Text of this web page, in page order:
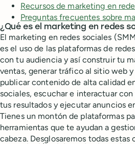
Recursos de marketing en
Preguntas frecuentes sobre
¿Qué es el marketing en redes
El marketing en redes sociales
es el uso de las plataformas de
con tu audiencia y así construir tu
ventas, generar tráfico al sitio web
publicar contenido de alta calidad
sociales, escuchar e interactuar
tus resultados y ejecutar anuncios
Tienes un montón de plataformas
herramientas que te ayudan a
cabeza. Desglosaremos todas estas